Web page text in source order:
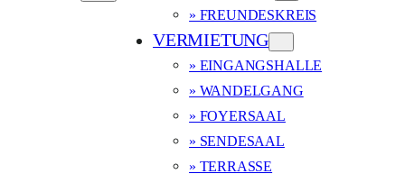
» FREUNDESKREIS
VERMIETUNG
» EINGANGSHALLE
» WANDELGANG
» FOYERSAAL
» SENDESAAL
» TERRASSE